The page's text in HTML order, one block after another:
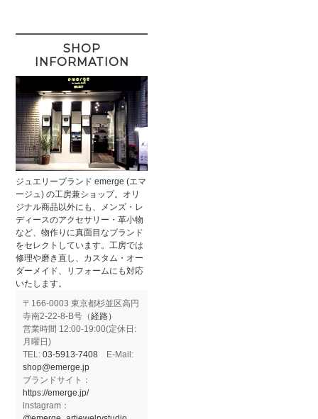
SHOP
INFORMATION
ジュエリーブランド emerge (エマ
ージュ) の工房兼ショップ。オリ
ジナル商品以外にも、メンズ・レ
ディースのアクセサリー・革小物
など、物作りに真面目なブランド
をセレクトしています。工房では
修理や磨き直し、カスタム・オー
ダーメイド、リフォームにも対応
いたします。
〒166-0003 東京都杉並区高円
寺南2-22-8-B号（経路）
営業時間 12:00-19:00(定休日:
月曜日)
TEL:03-5913-7408 E-Mail:
shop@emerge.jp
ブランドサイト：
https://emerge.jp/
instagram：